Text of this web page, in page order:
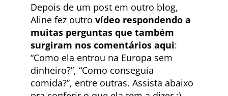
Depois de um post em outro blog,
Aline fez outro vídeo respondendo a
muitas perguntas que também
surgiram nos comentários aqui:
“Como ela entrou na Europa sem
dinheiro?”, “Como conseguia
comida?”, entre outras. Assista abaixo